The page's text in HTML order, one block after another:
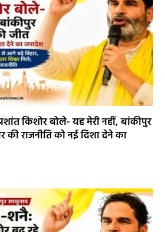
किशोर बोले- यह मेरी नहीं, बांकीपुर
की राजनीति को नई दिशा देने का